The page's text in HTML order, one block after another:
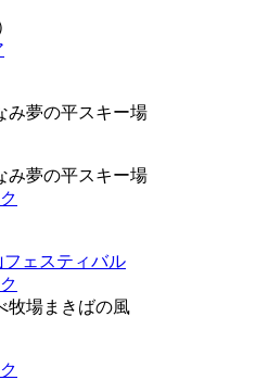
み夢の平スキー場
み夢の平スキー場
ェスティバル
牧場まきばの風